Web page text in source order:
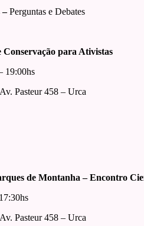
–Perguntas e Debates
Conservação para Ativistas
19:00hs
Pasteur 458 – Urca
de Montanha – Encontro
Pasteur 458 – Urca